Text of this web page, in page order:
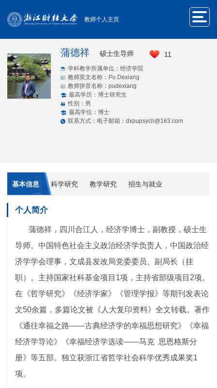
教师个人主页
蒲德祥 硕士生导师 11
学科教学所属单位：经济学院
教师英文名称：Pu Dexiang
教师拼音名称：pudexiang
最高学历：博士研究生
性别：男
最高学位：博士
联系方式：电子邮箱：dxpupsych@163.com
基本信息 科学研究 教学研究 招生与就业
个人简介
蒲德祥，四川合江人，经济学博士，副教授，硕士生
导师。中国特色社会主义政治经济学负责人，中国政治经
济学学会理事，文成县发改局党委委员、副局长（挂
职）。 主持国家社科基金项目1项，主持省部级项目2项。
在《哲学研究》《经济学家》《管理学报》等期刊发表论
文50余篇，多篇论文被《人大复印资料》全文转载。著作
《通往幸福之路——古典经济学的幸福思想研究》《幸福
经济学导论》《幸福经济学选读——马克 思恩格斯分
册》等五部。独立获浙江省哲学社会科学优秀成果奖1
项。